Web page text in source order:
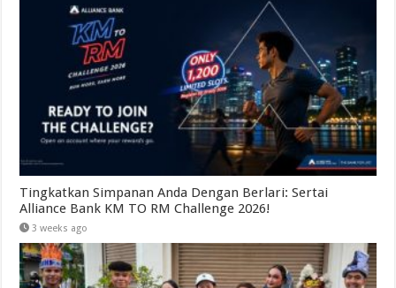
Tingkatkan Simpanan Anda Dengan Berlari: Sertai
Alliance Bank KM TO RM Challenge 2026!
3 weeks ago